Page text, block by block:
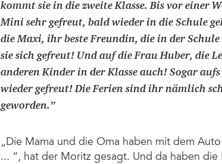
kommt sie in die zweite Klasse. Bis vor einer
Mini sehr gefreut, bald wieder in die Schule
die Maxi, ihr beste Freundin, die in der
sie sich gefreut! Und auf die Frau Huber, die
anderen Kinder in der Klasse auch! Sogar
wieder gefreut! Die Ferien sind ihr nämlich
geworden.”
„Die Mama und die Oma haben mit dem
... “, hat der Moritz gesagt. Und da haben die